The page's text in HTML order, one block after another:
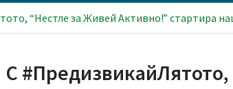
“Нестле за Живей Активно!” стартира
С #ПредизвикайЛятото,